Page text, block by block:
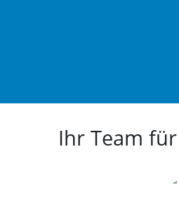
Ihr Team